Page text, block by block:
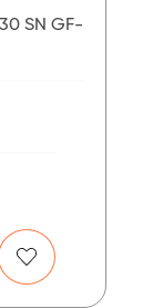
SN GF-